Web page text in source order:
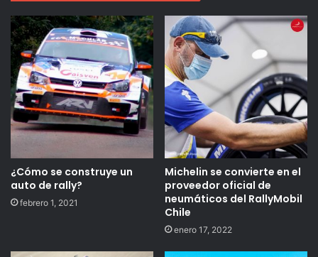
¿Cómo se construye un
auto de rally?
febrero 1, 2021
Michelin se convierte en el
proveedor oficial de
neumáticos del RallyMobil
Chile
enero 17, 2022